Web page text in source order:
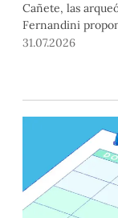
Cañete, las
Fernandini
combina datos
31.07.2026